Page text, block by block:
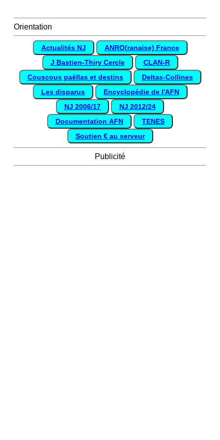
Orientation
Actualités NJ
ANRO(ranaise) France
J Bastien-Thiry Cercle
CLAN-R
Couscous paëllas et destins
Deltas-Collines
Les disparus
Encyclopédie de l'AFN
NJ 2006/17
NJ 2012/24
Documentation AFN
TENES
Soutien € au serveur
Publicité